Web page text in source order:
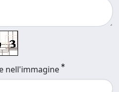
nell'immagine